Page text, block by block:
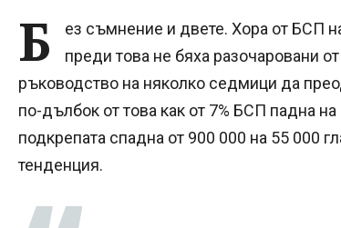
Б
ез съмнение и двете. Хора от БСП
преди това не бяха разочаровани
ръководство на няколко седмици да
по-дълбок от това как от 7% БСП падна
подкрепата спадна от 900 000 на 55 000
тенденция.